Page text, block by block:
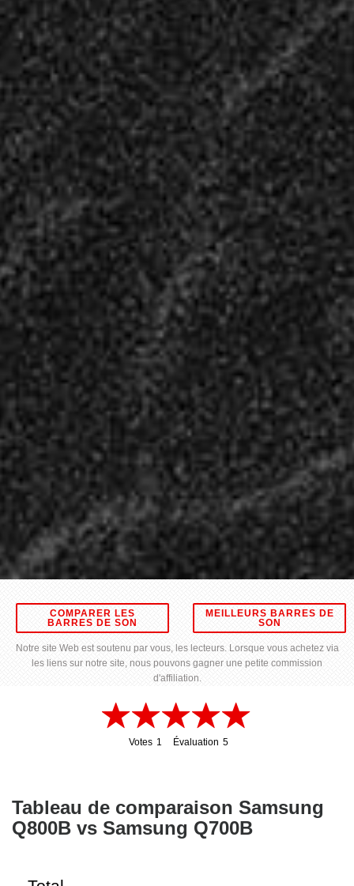
COMPARER LES
BARRES DE SON
MEILLEURS BARRES DE
SON
Notre site Web est soutenu par vous, les lecteurs. Lorsque vous achetez via
les liens sur notre site, nous pouvons gagner une petite commission
d'affiliation.
Votes 1
Évaluation 5
Tableau de comparaison Samsung
Q800B vs Samsung Q700B